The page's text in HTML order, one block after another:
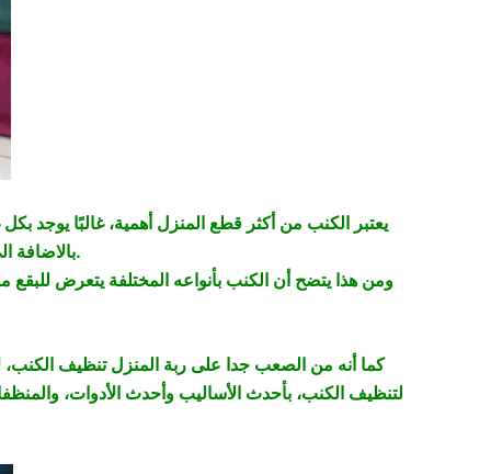
يعتبر الكنب من أكثر قطع المنزل أهمية، غالبًا يوجد
بالاضافة الى غرفة الأطفال حيث دائما ما توضع فيها كنبة صغيرة تستعمل لركن اللعب.
ومن هذا يتضح أن الكنب بأنواعه المختلفة يتعرض للبقع
كما أنه من الصعب جدا على ربة المنزل تنظيف الكنب،
لتنظيف الكنب، بأحدث الأساليب وأحدث الأدوات،